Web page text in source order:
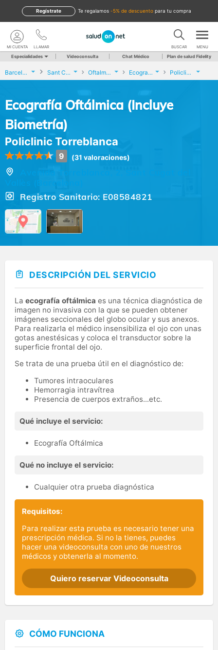
te regalamos -5% de descuento para tu compra
Regístrate
LLAMAR
MI CUENTA BUSCAR MENU
Especialidades Videoconsulta Chat Médico Plan de salud Fidelity
Barcelona Sant Cugat del Vallès Oftalmología Ecografía Oftálmica (Incluye Biometría) Policlinic Torreblanca
Ecografía Oftálmica (Incluye
Biometría)
Policlinic Torreblanca
9 (31 valoraciones)
Registro Sanitario: E08584821
DESCRIPCIÓN DEL SERVICIO
La ecografía oftálmica es una técnica diagnóstica de
imagen no invasiva con la que se pueden obtener
imágenes seccionales del globo ocular y sus anexos.
Para realizarla el médico insensibiliza el ojo con unas
gotas anestésicas y coloca el transductor sobre la
superficie frontal del ojo.
Se trata de una prueba útil en el diagnóstico de:
Tumores intraoculares
Hemorragia intravítrea
Presencia de cuerpos extraños...etc.
Qué incluye el servicio:
Ecografía Oftálmica
Qué no incluye el servicio:
Cualquier otra prueba diagnóstica
Requisitos:
Para realizar esta prueba es necesario tener una
prescripción médica. Si no la tienes, puedes
hacer una videoconsulta con uno de nuestros
médicos y obtenerla al momento.
Quiero reservar Videoconsulta
CÓMO FUNCIONA